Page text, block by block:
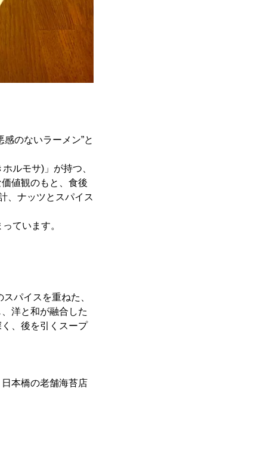
のないラーメン”と
ルモサ)」が持つ、
値観のもと、食後
、ナッツとスパイス
ています。
パイスを重ねた、
洋と和が融合した
、後を引くスープ
本橋の老舗海苔店